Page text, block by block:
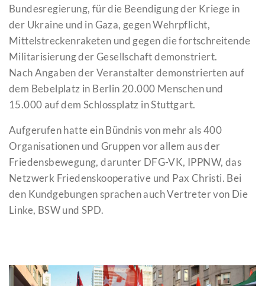
Bundesregierung, für die Beendigung der Kriege in
der Ukraine und in Gaza, gegen Wehrpflicht,
Mittelstreckenraketen und gegen die fortschreitende
Militarisierung der Gesellschaft demonstriert.
Nach Angaben der Veranstalter demonstrierten auf
dem Bebelplatz in Berlin 20.000 Menschen und
15.000 auf dem Schlossplatz in Stuttgart.
Aufgerufen hatte ein Bündnis von mehr als 400
Organisationen und Gruppen vor allem aus der
Friedensbewegung, darunter DFG-VK, IPPNW, das
Netzwerk Friedenskooperative und Pax Christi. Bei
den Kundgebungen sprachen auch Vertreter von Die
Linke, BSW und SPD.